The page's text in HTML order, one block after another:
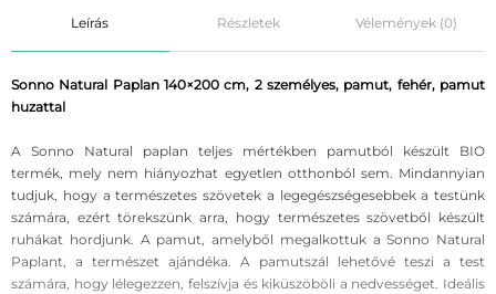
Leírás Részletek Vélemények (0)
Sonno Natural Paplan 140×200 cm, 2 személyes, pamut, fehér, pamut
huzattal
A Sonno Natural paplan teljes mértékben pamutból készült BIO
termék, mely nem hiányozhat egyetlen otthonból sem. Mindannyian
tudjuk, hogy a természetes szövetek a legegészségesebbek a testünk
számára, ezért törekszünk arra, hogy természetes szövetből készült
ruhákat hordjunk. A pamut, amelyből megalkottuk a Sonno Natural
Paplant, a természet ajándéka. A pamutszál lehetővé teszi a test
számára, hogy lélegezzen, felszívja és kiküszöböli a nedvességet. Ideális